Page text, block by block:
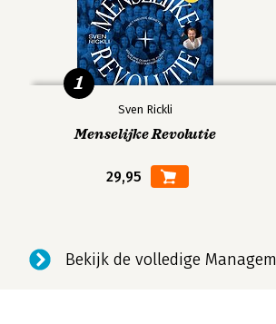
Sven Rickli
Menselijke Revolutie
29,95
1
Bekijk de volledige